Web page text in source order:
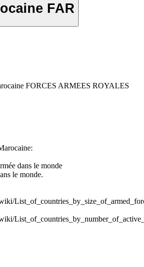
FAR
FORCES ARMEES ROYALES
dans le monde
le monde.